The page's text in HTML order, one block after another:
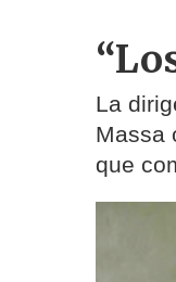
La
Massa
que